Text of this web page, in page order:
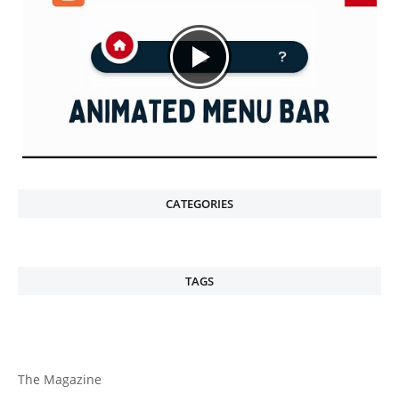
CATEGORIES
TAGS
The Magazine